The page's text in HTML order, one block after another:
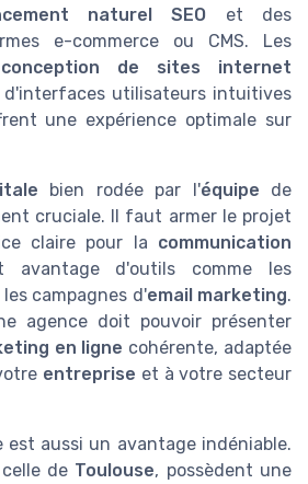
naturel SEO et des
e-commerce ou CMS. Les
conception de sites internet
utilisateurs intuitives
une expérience optimale sur
bien rodée par l'équipe de
cruciale. Il faut armer le projet
claire pour la communication
d'outils comme les
campagnes d'email marketing.
agence doit pouvoir présenter
en ligne cohérente, adaptée
entreprise et à votre secteur
est aussi un avantage indéniable.
de Toulouse, possèdent une